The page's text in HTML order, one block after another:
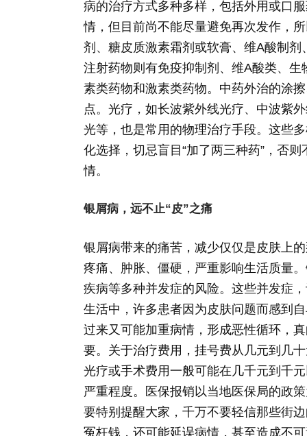
病的治疗方式多种多样，包括外用或口
情，但目前尚不能尽量避免再次发作，
剂、糖皮质激素霜剂或软膏、维A酸制
注射药物则有免疫抑制剂、维A酸类、
素类药物和激素类药物。中药外治的涂
点。光疗，如长波紫外线光疗、中波紫
光等，也是常用的物理治疗手段。这些
化选择，切忌盲目“加了两三种药”，否
情。
银屑病，远不止“皮”之痛
银屑病带来的痛苦，减少仅仅是皮肤上
疼痛、肿胀、僵硬，严重影响生活质量
疾病等多种并发症的风险。这些并发症
生活中，许多患者因为皮肤问题而感到
过来又可能加重病情，形成恶性循环，
要。关于治疗费用，挂号费从几元到几
光疗或手术费用一般可能在几千元到千
严重程度。医保报销以当地医保局的政
要特别提醒大家，千万不要轻信那些街
冤枉钱，还可能延误病情，甚至造成不